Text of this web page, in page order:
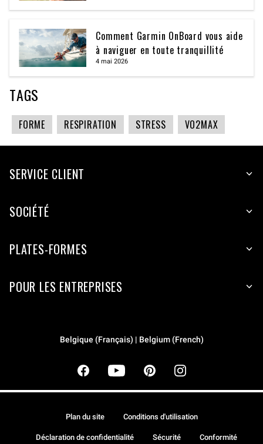
Comment Garmin OnBoard vous aide
à naviguer en toute tranquillité
4 mai 2026
TAGS
FORME RESPIRATION STRESS VO2MAX
SERVICE CLIENT
SOCIÉTÉ
PLATES-FORMES
POUR LES ENTREPRISES
Belgique (Français) | Belgium (French)
Plan du site Conditions d'utilisation
Déclaration de confidentialité Sécurité Conformité